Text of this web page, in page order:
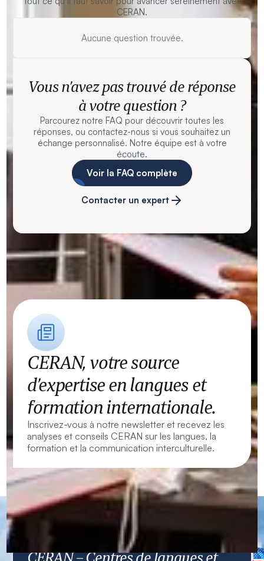
CERAN.
Aucune question trouvée.
Vous n’avez pas trouvé de réponse
à votre question ?
Parcourez notre FAQ pour découvrir toutes les
réponses, ou contactez-nous si vous souhaitez un
échange personnalisé. Notre équipe est à votre
écoute.
Voir la FAQ complète
Contacter un expert
CERAN, votre source
d’expertise en langues et
formation internationale.
Inscrivez-vous à notre newsletter et recevez les
analyses et conseils CERAN sur les langues, la
formation et la communication interculturelle.